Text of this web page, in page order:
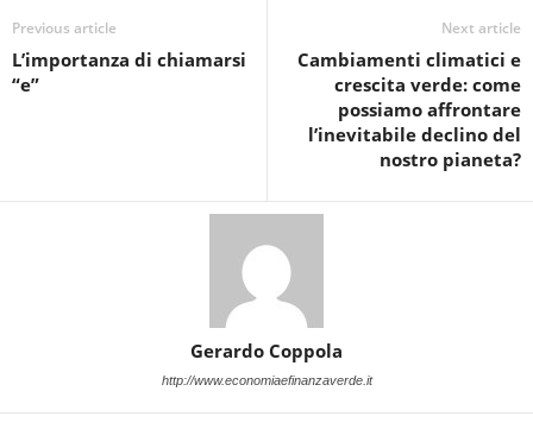
Previous article
L’importanza di chiamarsi
“e”
Next article
Cambiamenti climatici e
crescita verde: come
possiamo affrontare
l’inevitabile declino del
nostro pianeta?
Gerardo Coppola
http://www.economiaefinanzaverde.it